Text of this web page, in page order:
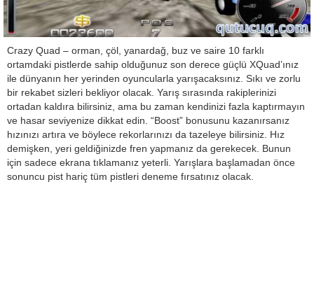
Crazy Quad – orman, çöl, yanardağ, buz ve saire 10 farklı
ortamdaki pistlerde sahip olduğunuz son derece güçlü XQuad’ınız
ile dünyanın her yerinden oyuncularla yarışacaksınız. Sıkı ve zorlu
bir rekabet sizleri bekliyor olacak. Yarış sırasında rakiplerinizi
ortadan kaldıra bilirsiniz, ama bu zaman kendinizi fazla kaptırmayın
ve hasar seviyenize dikkat edin. “Boost” bonusunu kazanırsanız
hızınızı artıra ve böylece rekorlarınızı da tazeleye bilirsiniz. Hız
demişken, yeri geldiğinizde fren yapmanız da gerekecek. Bunun
için sadece ekrana tıklamanız yeterli. Yarışlara başlamadan önce
sonuncu pist hariç tüm pistleri deneme fırsatınız olacak.